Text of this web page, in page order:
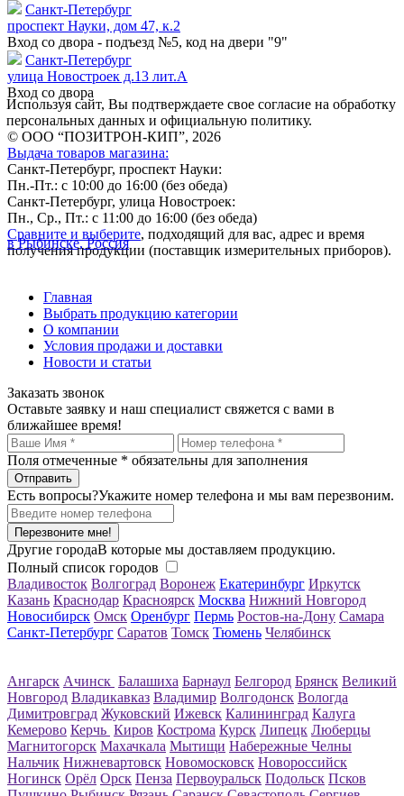
Санкт-Петербург
проспект Науки, дом 47, к.2
Вход со двора - подъезд №5, код на двери "9"
Санкт-Петербург
улица Новостроек д.13 лит.А
Вход со двора
Используя сайт, Вы подтверждаете свое согласие на обработку
персональных данных и официальную политику.
© ООО “ПОЗИТРОН-КИП”, 2026
Выдача товаров магазина:
Санкт-Петербург, проспект Науки:
Пн.-Пт.: с 10:00 до 16:00 (без обеда)
Санкт-Петербург, улица Новостроек:
Пн., Ср., Пт.: с 11:00 до 16:00 (без обеда)
Сравните и выберите, подходящий для вас, адрес и время
получения продукции (поставщик измерительных приборов).
в Рыбинске, Россия
Главная
Выбрать продукцию категории
О компании
Условия продажи и доставки
Новости и статьи
Заказать звонок
Оставьте заявку и наш специалист свяжется с вами в
ближайшее время!
Поля отмеченные * обязательны для заполнения
Есть вопросы?Укажите номер телефона и мы вам перезвоним.
Перезвоните мне!
Другие городаВ которые мы доставляем продукцию.
Полный список городов
Владивосток Волгоград Воронеж Екатеринбург Иркутск
Казань Краснодар Красноярск Москва Нижний Новгород
Новосибирск Омск Оренбург Пермь Ростов-на-Дону Самара
Санкт-Петербург Саратов Томск Тюмень Челябинск
Ангарск Ачинск Балашиха Барнаул Белгород Брянск Великий
Новгород Владикавказ Владимир Волгодонск Вологда
Димитровград Жуковский Ижевск Калининград Калуга
Кемерово Керчь Киров Кострома Курск Липецк Люберцы
Магнитогорск Махачкала Мытищи Набережные Челны
Нальчик Нижневартовск Новомосковск Новороссийск
Ногинск Орёл Орск Пенза Первоуральск Подольск Псков